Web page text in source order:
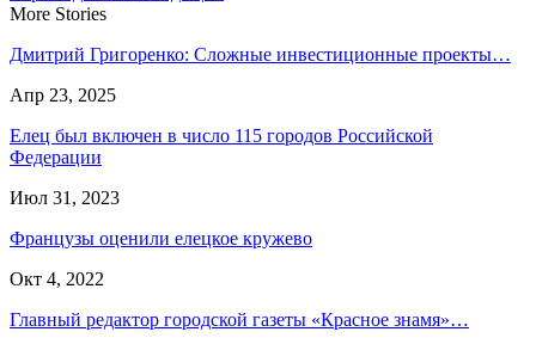
More Stories
Дмитрий Григоренко: Сложные инвестиционные проекты…
Апр 23, 2025
Елец был включен в число 115 городов Российской
Федерации
Июл 31, 2023
Французы оценили елецкое кружево
Окт 4, 2022
Главный редактор городской газеты «Красное знамя»…